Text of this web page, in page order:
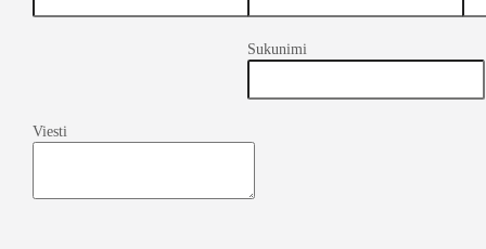
Sukunimi
Viesti